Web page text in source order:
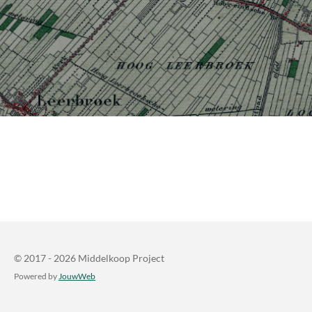
© 2017 - 2026 Middelkoop Project
Powered by JouwWeb